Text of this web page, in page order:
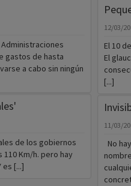
gastos de hasta
a cabo sin ningún
de los gobiernos
Km/h. pero hay
[...]
12/03/
El 10
El
[...]
11/03/
No